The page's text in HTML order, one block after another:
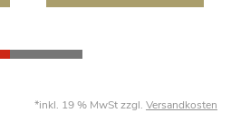
*inkl. 19 % MwSt zzgl. Versandkosten